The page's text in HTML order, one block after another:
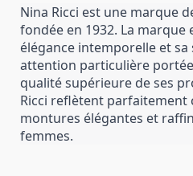
Nina Ricci est une marque
fondée en 1932. La marque
élégance intemporelle et
attention particulière
qualité supérieure de ses
Ricci reflètent parfaitement
montures élégantes et
femmes.